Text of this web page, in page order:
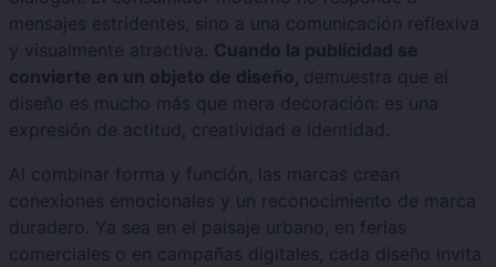
mensajes estridentes, sino a una comunicación reflexiva
y visualmente atractiva. Cuando la publicidad se
convierte en un objeto de diseño, demuestra que el
diseño es mucho más que mera decoración: es una
expresión de actitud, creatividad e identidad.
Al combinar forma y función, las marcas crean
conexiones emocionales y un reconocimiento de marca
duradero. Ya sea en el paisaje urbano, en ferias
comerciales o en campañas digitales, cada diseño invita